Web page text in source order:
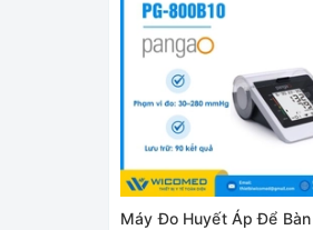
Kích thước
Trọng lượng
Cung cấp bao gồm:
✅ Bộ phụ kiện tiêu chuẩn
Máy Đo Huyết Áp Để Bàn